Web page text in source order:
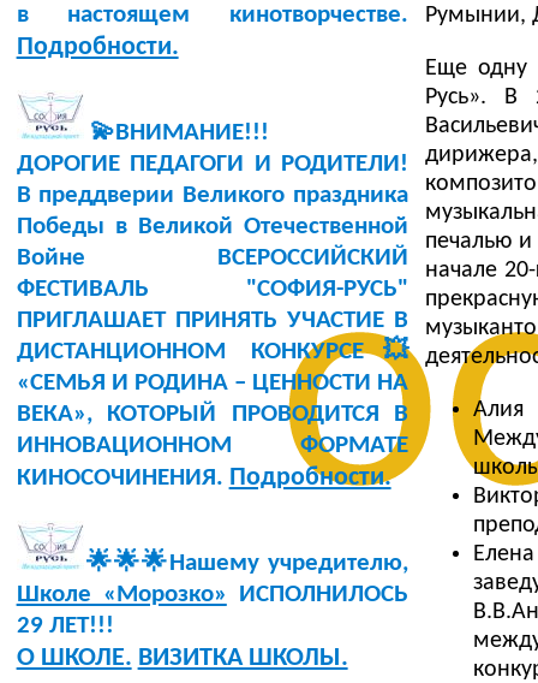
в настоящем кинотворчестве.
Подробности.
💫ВНИМАНИЕ!!!
ДОРОГИЕ ПЕДАГОГИ И РОДИТЕЛИ!
В преддверии Великого праздника
Победы в Великой Отечественной
Войне ВСЕРОССИЙСКИЙ
ФЕСТИВАЛЬ "СОФИЯ-РУСЬ"
ПРИГЛАШАЕТ ПРИНЯТЬ УЧАСТИЕ В
ДИСТАНЦИОННОМ КОНКУРСЕ💥
«СЕМЬЯ И РОДИНА – ЦЕННОСТИ НА
ВЕКА», КОТОРЫЙ ПРОВОДИТСЯ В
ИННОВАЦИОННОМ ФОРМАТЕ
КИНОСОЧИНЕНИЯ. Подробности.
🌟🌟🌟Нашему учредителю,
Школе «Морозко» ИСПОЛНИЛОСЬ
29 ЛЕТ!!!
О ШКОЛЕ. ВИЗИТКА ШКОЛЫ.
Румынии,
Еще одну
Русь». В
печалью и
начале